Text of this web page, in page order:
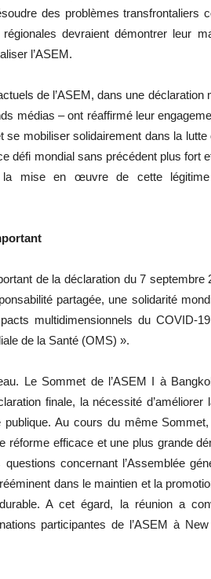
des problèmes transfrontaliers
devraient démontrer leur
l’ASEM.
de l’ASEM, dans une
médias – ont réaffirmé leur
se mobiliser solidairement dans la
défi mondial sans précédent plus fort
la mise en œuvre de cette
de la déclaration du 7 septembre
partagée, une solidarité
multidimensionnels du COVID-
de la Santé (OMS) ».
Le Sommet de l’ASEM I à
finale, la nécessité
Au cours du même
réforme efficace et une plus grande
concernant l’Assemblée
dans le maintien et la
A cet égard, la réunion a
participantes de l’ASEM à